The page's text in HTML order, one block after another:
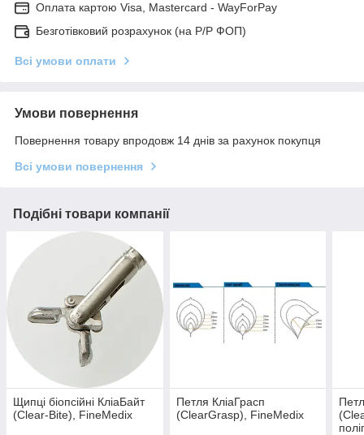
Оплата картою Visa, Mastercard - WayForPay
Безготівковий розрахунок (на Р/Р ФОП)
Всі умови оплати
Умови повернення
Повернення товару впродовж 14 днів за рахунок покупця
Всі умови повернення
Подібні товари компанії
Щипці біопсійні КліаБайт
(Clear-Bite), FineMedix
Петля КліаГрасп
(ClearGrasp), FineMedix